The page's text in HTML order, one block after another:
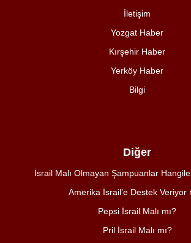
İletişim
Yozgat Haber
Kırşehir Haber
Yerköy Haber
Bilgi
Diğer
İsrail Malı Olmayan Şampuanlar
Amerika İsrail’e Destek Veriyor
Pepsi İsrail Malı mı?
Pril İsrail Malı mı?